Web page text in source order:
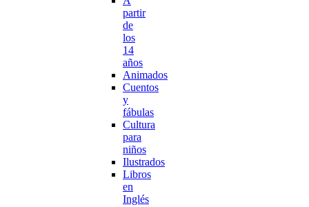
partir
de
los
14
años
Animados
Cuentos
y
fábulas
Cultura
para
niños
Ilustrados
Libros
en
Inglés